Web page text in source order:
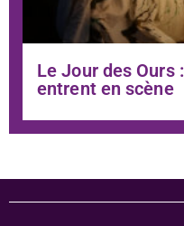
Le Jour des Ours
entrent en scène